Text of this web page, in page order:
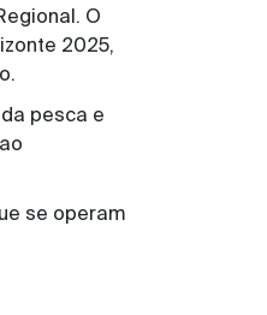
O
2025,
pesca e
se operam